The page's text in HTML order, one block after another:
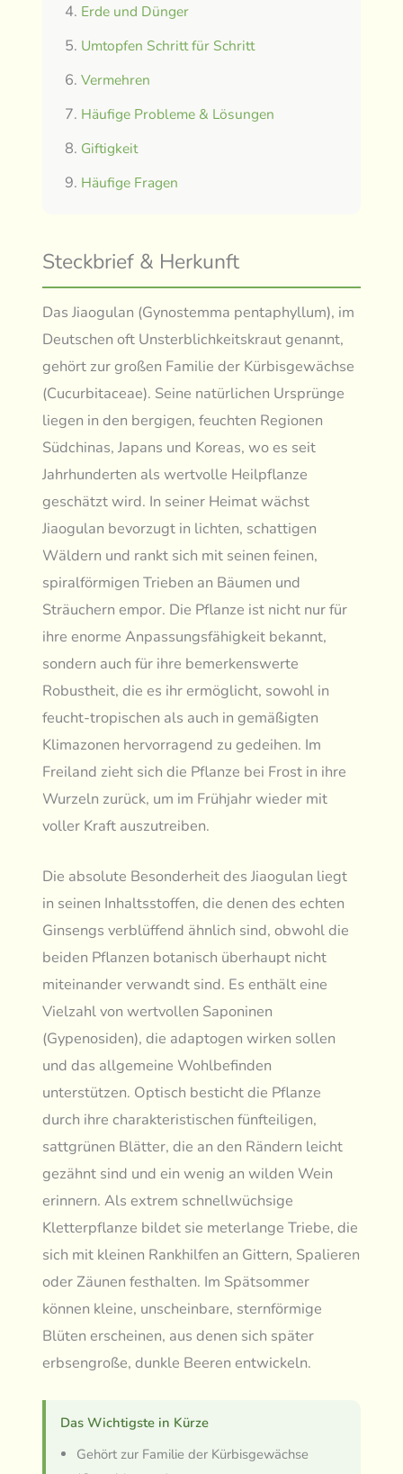
Erde und Dünger
Umtopfen Schritt für Schritt
Vermehren
Häufige Probleme & Lösungen
Giftigkeit
Häufige Fragen
Steckbrief & Herkunft
Das Jiaogulan (Gynostemma pentaphyllum), im
Deutschen oft Unsterblichkeitskraut genannt,
gehört zur großen Familie der Kürbisgewächse
(Cucurbitaceae). Seine natürlichen Ursprünge
liegen in den bergigen, feuchten Regionen
Südchinas, Japans und Koreas, wo es seit
Jahrhunderten als wertvolle Heilpflanze
geschätzt wird. In seiner Heimat wächst
Jiaogulan bevorzugt in lichten, schattigen
Wäldern und rankt sich mit seinen feinen,
spiralförmigen Trieben an Bäumen und
Sträuchern empor. Die Pflanze ist nicht nur für
ihre enorme Anpassungsfähigkeit bekannt,
sondern auch für ihre bemerkenswerte
Robustheit, die es ihr ermöglicht, sowohl in
feucht-tropischen als auch in gemäßigten
Klimazonen hervorragend zu gedeihen. Im
Freiland zieht sich die Pflanze bei Frost in ihre
Wurzeln zurück, um im Frühjahr wieder mit
voller Kraft auszutreiben.
Die absolute Besonderheit des Jiaogulan liegt
in seinen Inhaltsstoffen, die denen des echten
Ginsengs verblüffend ähnlich sind, obwohl die
beiden Pflanzen botanisch überhaupt nicht
miteinander verwandt sind. Es enthält eine
Vielzahl von wertvollen Saponinen
(Gypenosiden), die adaptogen wirken sollen
und das allgemeine Wohlbefinden
unterstützen. Optisch besticht die Pflanze
durch ihre charakteristischen fünfteiligen,
sattgrünen Blätter, die an den Rändern leicht
gezähnt sind und ein wenig an wilden Wein
erinnern. Als extrem schnellwüchsige
Kletterpflanze bildet sie meterlange Triebe, die
sich mit kleinen Rankhilfen an Gittern, Spalieren
oder Zäunen festhalten. Im Spätsommer
können kleine, unscheinbare, sternförmige
Blüten erscheinen, aus denen sich später
erbsengroße, dunkle Beeren entwickeln.
Das Wichtigste in Kürze
Gehört zur Familie der Kürbisgewächse